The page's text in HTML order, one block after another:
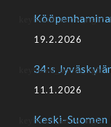
19.2.2026
34:s
11.1.2026
Keski-